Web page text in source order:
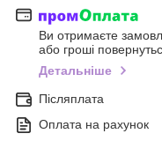
Ви отримаєте
або гроші
Детальніше
Післяплата
Оплата на рахунок